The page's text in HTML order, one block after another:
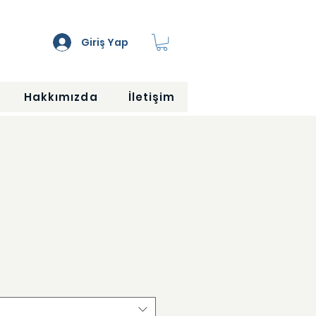
Giriş Yap
Hakkımızda İletişim